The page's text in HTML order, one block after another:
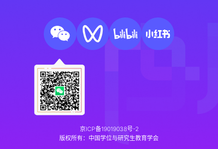
京ICP备19019038号-2
版权所有：中国学位与研究生教育学会